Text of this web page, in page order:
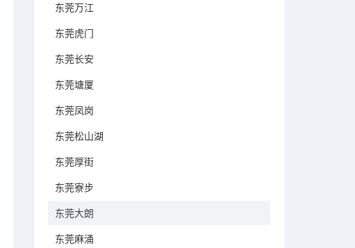
东莞万江
东莞虎门
东莞长安
东莞塘厦
东莞凤岗
东莞松山湖
东莞厚街
东莞寮步
东莞大朗
东莞麻涌